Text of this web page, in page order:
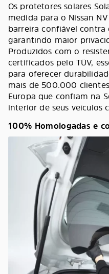
Os protetores solares
medida para o Nissan
barreira confiável contra
garantindo maior
Produzidos com o
certificados pelo TÜV,
para oferecer
mais de 500.000
Europa que confiam na
interior de seus veículos
100% Homologadas e